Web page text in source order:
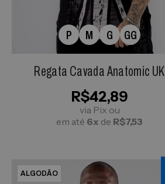
P M G GG
Regata Cavada Anatomic UK
Preta
R$42,89
via Pix ou
em até 6x de R$7,53
ALGODÃO